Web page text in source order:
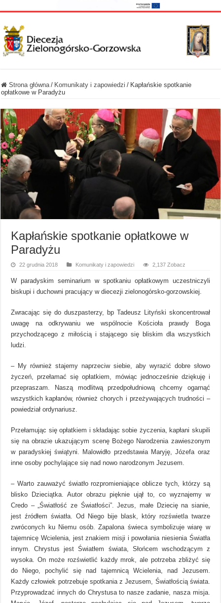
Strona główna / Komunikaty i zapowiedzi / Kapłańskie spotkanie
opłatkowe w Paradyżu
Kapłańskie spotkanie opłatkowe w
Paradyżu
22 grudnia 2018 Komunikaty i zapowiedzi 2,137 Zobacz
W paradyskim seminarium w spotkaniu opłatkowym uczestniczyli
biskupi i duchowni pracujący w diecezji zielonogórsko-gorzowskiej.
Zwracając się do duszpasterzy, bp Tadeusz Lityński skoncentrował
uwagę na odkrywaniu we wspólnocie Kościoła prawdy Boga
przychodzącego z miłością i stającego się bliskim dla wszystkich
ludzi.
– My również stajemy naprzeciw siebie, aby wyrazić dobre słowo
życzeń, przełamać się opłatkiem, mówiąc jednocześnie dziękuję i
przepraszam. Naszą modlitwą przedpołudniową chcemy ogarnąć
wszystkich kapłanów, również chorych i przeżywających trudności –
powiedział ordynariusz.
Przełamując się opłatkiem i składając sobie życzenia, kapłani skupili
się na obrazie ukazującym scenę Bożego Narodzenia zawieszonym
w paradyskiej świątyni. Malowidło przedstawia Maryję, Józefa oraz
inne osoby pochylające się nad nowo narodzonym Jezusem.
– Warto zauważyć światło rozpromieniające oblicze tych, którzy są
blisko Dzieciątka. Autor obrazu pięknie ujął to, co wyznajemy w
Credo – „Światłość ze Światłości”. Jezus, małe Dziecię na sianie,
jest źródłem światła. Od Niego bije blask, który rozświetla twarze
zwróconych ku Niemu osób. Zapalona świeca symbolizuje wiarę w
tajemnicę Wcielenia, jest znakiem misji i powołania niesienia Światła
innym. Chrystus jest Światłem świata, Słońcem wschodzącym z
wysoka. On może rozświetlić każdy mrok, ale potrzeba zbliżyć się
do Niego, pochylić się nad tajemnicą Wcielenia, nad Jezusem.
Każdy człowiek potrzebuje spotkania z Jezusem, Światłością świata.
Przyprowadzać innych do Chrystusa to nasze zadanie, nasza misja.